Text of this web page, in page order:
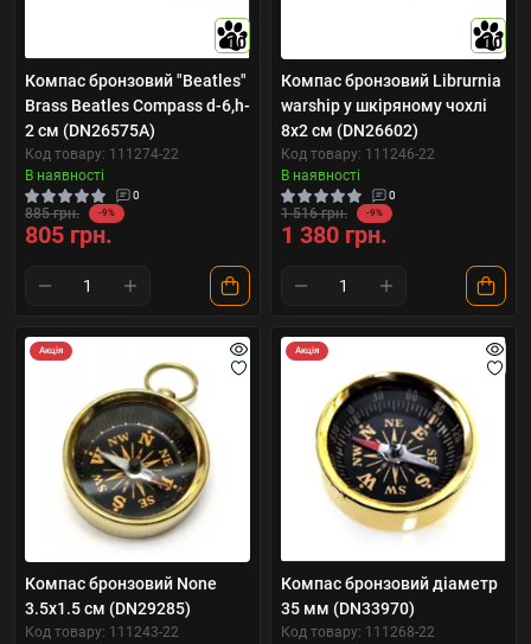
10
Компас бронзовий "Beatles"
Brass Beatles Compass d-6,h-
2 см (DN26575A)
Код товару: 111274-22
В наявності
0
885 грн. -9%
805 грн.
10
Компас бронзовий Librurnia
warship у шкіряному чохлі
8х2 см (DN26602)
Код товару: 111246-22
В наявності
0
1 516 грн. -9%
1 380 грн.
Акція
Компас бронзовий None
3.5х1.5 см (DN29285)
Код товару: 111243-22
Акція
Компас бронзовий діаметр
35 мм (DN33970)
Код товару: 111268-22